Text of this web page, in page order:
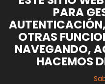
PARA
OTRAS
NAVEGANDO,
HACEMOS